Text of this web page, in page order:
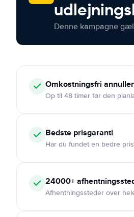
Denne kampagne
Omkostningsfri
Op til 48 timer før den
Bedste prisgaranti
Har du fundet en bedre
24000+
Afhentningssteder over